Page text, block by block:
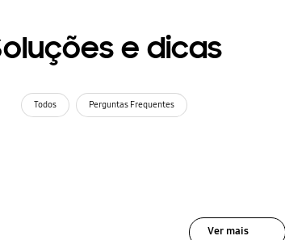
e dicas
Todos Perguntas Frequentes
Ver mais